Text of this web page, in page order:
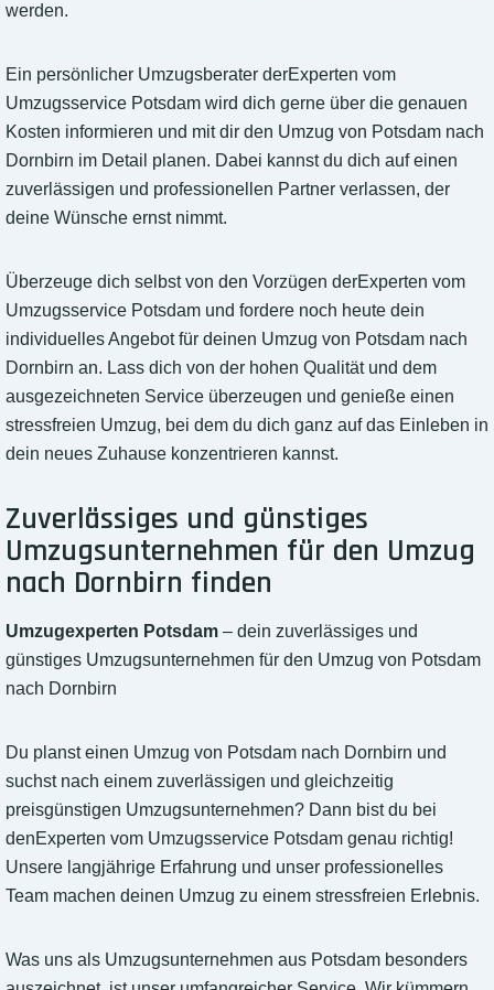
werden.
Ein persönlicher Umzugsberater derExperten vom
Umzugsservice Potsdam wird dich gerne über die genauen
Kosten informieren und mit dir den Umzug von Potsdam nach
Dornbirn im Detail planen. Dabei kannst du dich auf einen
zuverlässigen und professionellen Partner verlassen, der
deine Wünsche ernst nimmt.
Überzeuge dich selbst von den Vorzügen derExperten vom
Umzugsservice Potsdam und fordere noch heute dein
individuelles Angebot für deinen Umzug von Potsdam nach
Dornbirn an. Lass dich von der hohen Qualität und dem
ausgezeichneten Service überzeugen und genieße einen
stressfreien Umzug, bei dem du dich ganz auf das Einleben in
dein neues Zuhause konzentrieren kannst.
Zuverlässiges und günstiges
Umzugsunternehmen für den Umzug
nach Dornbirn finden
Umzugexperten Potsdam – dein zuverlässiges und
günstiges Umzugsunternehmen für den Umzug von Potsdam
nach Dornbirn
Du planst einen Umzug von Potsdam nach Dornbirn und
suchst nach einem zuverlässigen und gleichzeitig
preisgünstigen Umzugsunternehmen? Dann bist du bei
denExperten vom Umzugsservice Potsdam genau richtig!
Unsere langjährige Erfahrung und unser professionelles
Team machen deinen Umzug zu einem stressfreien Erlebnis.
Was uns als Umzugsunternehmen aus Potsdam besonders